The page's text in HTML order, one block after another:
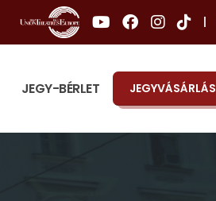
JEGY-BÉRLET JEGYVÁSÁRLÁS